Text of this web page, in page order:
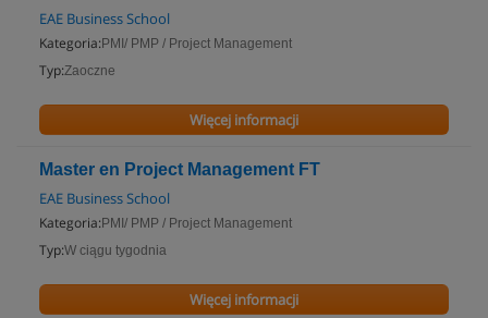
EAE Business School
Kategoria: PMI/ PMP / Project Management
Typ:Zaoczne
Więcej informacji
Master en Project Management FT
EAE Business School
Kategoria: PMI/ PMP / Project Management
Typ:W ciągu tygodnia
Więcej informacji